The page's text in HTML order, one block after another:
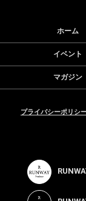
ホーム
イベント
マガジン
プライバシーポリシ